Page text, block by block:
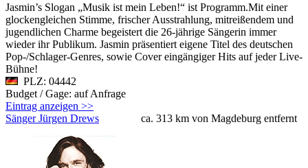
Jasmin’s Slogan „Musik ist mein Leben!“ ist Programm.Mit einer
glockengleichen Stimme, frischer Ausstrahlung, mitreißendem und
jugendlichen Charme begeistert die 26-jährige Sängerin immer
wieder ihr Publikum. Jasmin präsentiert eigene Titel des deutschen
Pop-/Schlager-Genres, sowie Cover eingängiger Hits auf jeder Live-
Bühne!
PLZ: 04442
Budget / Gage: auf Anfrage
Eintrag anzeigen >>
ca. 313 km von Magdeburg entfernt
Sänger Jürgen Drews